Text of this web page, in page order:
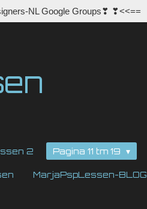
NL Google Groups❣ ❣<<==
2 Pagina 11 tm 19
MarjaPspLessen-BLOG